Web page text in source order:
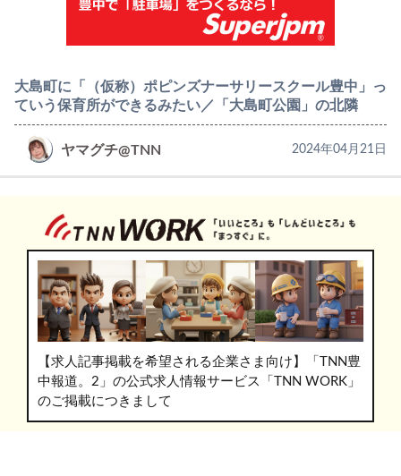
大島町に「（仮称）ポピンズナーサリースクール豊中」っ
ていう保育所ができるみたい／「大島町公園」の北隣
ヤマグチ@TNN 2024年04月21日
【求人記事掲載を希望される企業さま向け】「TNN豊
中報道。2」の公式求人情報サービス「TNN WORK」
のご掲載につきまして